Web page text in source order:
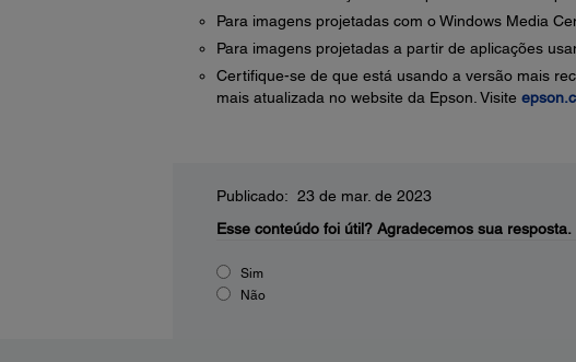
Para imagens projetadas com o Windows Media
Para imagens projetadas a partir de aplicações
Certifique-se de que está usando a versão mais
mais atualizada no website da Epson. Visite
Publicado: 23 de mar. de 2023
Esse conteúdo foi útil? Agradecemos sua resposta.
Sim
Não